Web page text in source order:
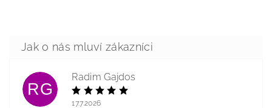
RG
Radim Gajdos
17.7.2026